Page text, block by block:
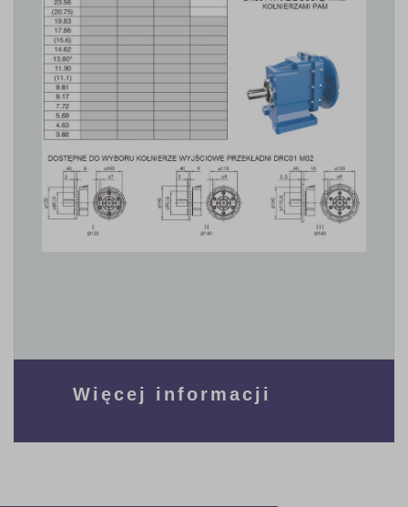
Więcej informacji